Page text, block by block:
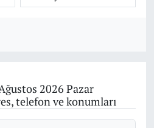
2026 Pazar
telefon ve konumları